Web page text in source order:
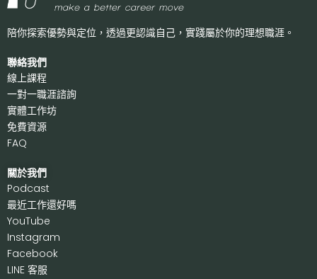
陪你探索優勢與定位，透過更認識自己， 實踐屬於你的理想職涯。
聯絡我們
線上課程
一對一職涯諮詢
實體工作坊
免費資源
FAQ
關於我們
Podcast
最近工作還好嗎
YouTube
Instagram
Facebook
LINE 客服